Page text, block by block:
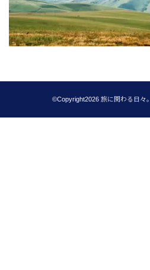
©Copyright2026 旅に関わる日々。